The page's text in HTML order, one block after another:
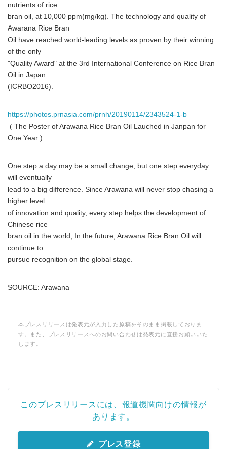
nutrients of rice
bran oil, at 10,000 ppm(mg/kg). The technology and quality of
Awarana Rice Bran
Oil have reached world-leading levels as proven by their winning
of the only
"Quality Award" at the 3rd International Conference on Rice Bran
Oil in Japan
(ICRBO2016).
https://photos.prnasia.com/prnh/20190114/2343524-1-b
 ( The Poster of Arawana Rice Bran Oil Lauched in Janpan for
One Year )
One step a day may be a small change, but one step everyday
will eventually
lead to a big difference. Since Arawana will never stop chasing a
higher level
of innovation and quality, every step helps the development of
Chinese rice
bran oil in the world; In the future, Arawana Rice Bran Oil will
continue to
pursue recognition on the global stage.
SOURCE: Arawana
本プレスリリースは発表元が入力した原稿をそのまま掲載しておりま
す。また、プレスリリースへのお問い合わせは発表元に直接お願いいた
します。
このプレスリリースには、報道機関向けの情報が
あります。
プレス登録